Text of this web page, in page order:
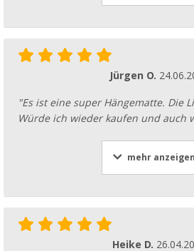
Jürgen O.
"Es ist eine super Hängematte. Die
Würde ich wieder kaufen und auch
mehr anzeigen
Heike D.